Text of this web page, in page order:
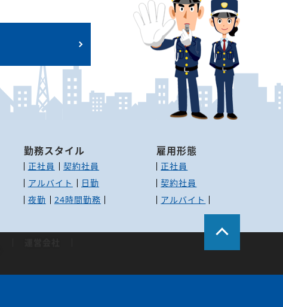
勤務スタイル
正社員
契約社員
アルバイト
日勤
夜勤
24時間勤務
雇用形態
正社員
契約社員
アルバイト